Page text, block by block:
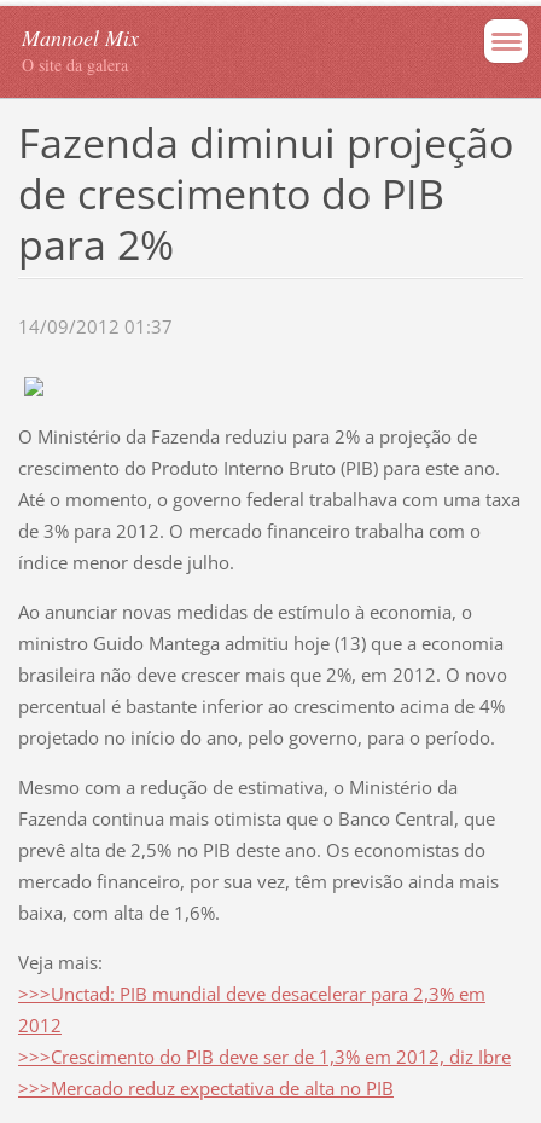
Mannoel Mix
O site da galera
Fazenda diminui projeção
de crescimento do PIB
para 2%
14/09/2012 01:37
O Ministério da Fazenda reduziu para 2% a projeção de
crescimento do Produto Interno Bruto (PIB) para este ano.
Até o momento, o governo federal trabalhava com uma taxa
de 3% para 2012. O mercado financeiro trabalha com o
índice menor desde julho.
Ao anunciar novas medidas de estímulo à economia, o
ministro Guido Mantega admitiu hoje (13) que a economia
brasileira não deve crescer mais que 2%, em 2012. O novo
percentual é bastante inferior ao crescimento acima de 4%
projetado no início do ano, pelo governo, para o período.
Mesmo com a redução de estimativa, o Ministério da
Fazenda continua mais otimista que o Banco Central, que
prevê alta de 2,5% no PIB deste ano. Os economistas do
mercado financeiro, por sua vez, têm previsão ainda mais
baixa, com alta de 1,6%.
Veja mais:
>>>Unctad: PIB mundial deve desacelerar para 2,3% em
2012
>>>Crescimento do PIB deve ser de 1,3% em 2012, diz Ibre
>>>Mercado reduz expectativa de alta no PIB